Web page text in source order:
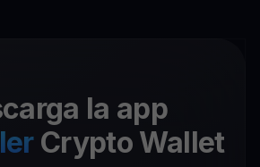
la app
Crypto Wallet